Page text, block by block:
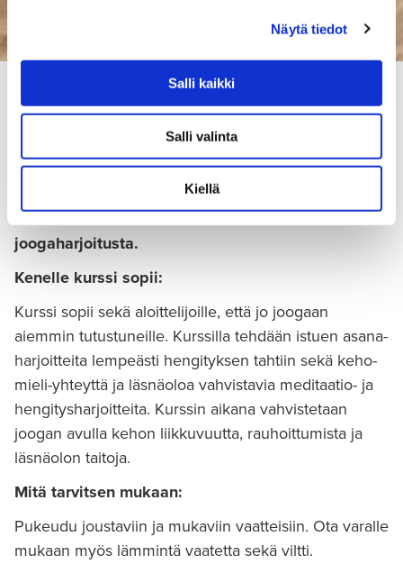
Näytä tiedot
Salli kaikki
Salli valinta
Kiellä
Huhtikuussa 2023 Premiuksella alkaa
toimintaterapeutin ja joogaopettajan ohjaama
tuolijoogakurssi. Kuuden kerran kurssilla tullaan
tekemään rentouttavaa, lempeää ja sopivasti
haastavaa tuolilla istuen tehtävää
joogaharjoitusta.
Kenelle kurssi sopii:
Kurssi sopii sekä aloittelijoille, että jo joogaan
aiemmin tutustuneille. Kurssilla tehdään istuen asana-
harjoitteita lempeästi hengityksen tahtiin sekä keho-
mieli-yhteyttä ja läsnäoloa vahvistavia meditaatio- ja
hengitysharjoitteita. Kurssin aikana vahvistetaan
joogan avulla kehon liikkuvuutta, rauhoittumista ja
läsnäolon taitoja.
Mitä tarvitsen mukaan:
Pukeudu joustaviin ja mukaviin vaatteisiin. Ota varalle
mukaan myös lämmintä vaatetta sekä viltti.